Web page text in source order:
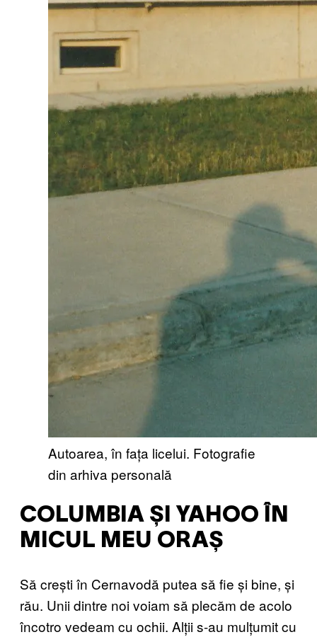
Autoarea, în fața licelui. Fotografie
din arhiva personală
COLUMBIA ȘI YAHOO ÎN
MICUL MEU ORAȘ
Să crești în Cernavodă putea să fie și bine, și
rău. Unii dintre noi voiam să plecăm de acolo
încotro vedeam cu ochii. Alții s-au mulțumit cu